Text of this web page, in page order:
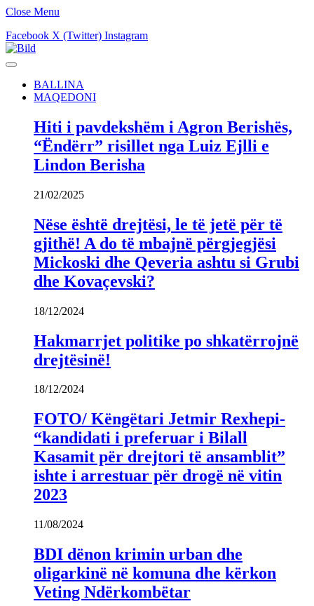
Close Menu
Facebook X (Twitter) Instagram
BALLINA
MAQEDONI
Hiti i pavdekshëm i Agron Berishës,
“Ëndërr” risillet nga Luiz Ejlli e
Lindon Berisha
21/02/2025
Nëse është drejtësi, le të jetë për të
gjithë! A do të mbajnë përgjegjësi
Mickoski dhe Qeveria ashtu si Grubi
dhe Kovaçevski?
18/12/2024
Hakmarrjet politike po shkatërrojnë
drejtësinë!
18/12/2024
FOTO/ Këngëtari Jetmir Rexhepi-
“kandidati i preferuar i Bilall
Kasamit për drejtori të ansamblit”
ishte i arrestuar për drogë në vitin
2023
11/08/2024
BDI dënon krimin urban dhe
oligarkinë në komuna dhe kërkon
Veting Ndërkombëtar